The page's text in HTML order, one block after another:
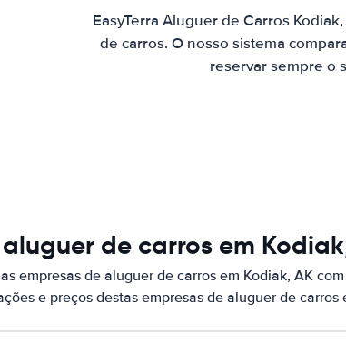
EasyTerra Aluguer de Carros
de carros. O nosso sistema
reservar sempre o
de carros em
empresas de aluguer de carros em Kodiak, AK
e preços destas empresas de aluguer de carros